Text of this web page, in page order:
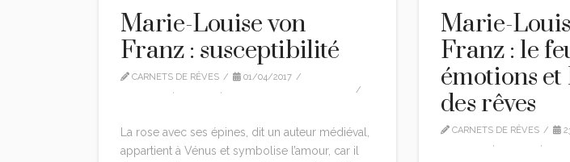
Marie-Louise von
Franz : susceptibilité
CARNETS DE RÊVES
01/04/2017
, ,
La rose avec ses épines, dit un auteur médiéval,
appartient à Vénus et symbolise l’amour, car il
Marie-
Franz : le
émotions et
des rêves
CARNETS DE RÊVES
, ,